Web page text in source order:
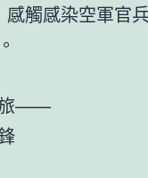
觸感染空軍官
旅——